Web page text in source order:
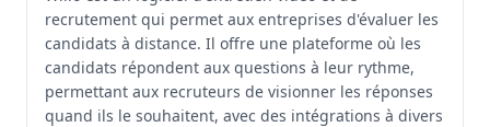
recrutement qui permet aux entreprises d'évaluer les
candidats à distance. Il offre une plateforme où les
candidats répondent aux questions à leur rythme,
permettant aux recruteurs de visionner les réponses
quand ils le souhaitent, avec des intégrations à divers